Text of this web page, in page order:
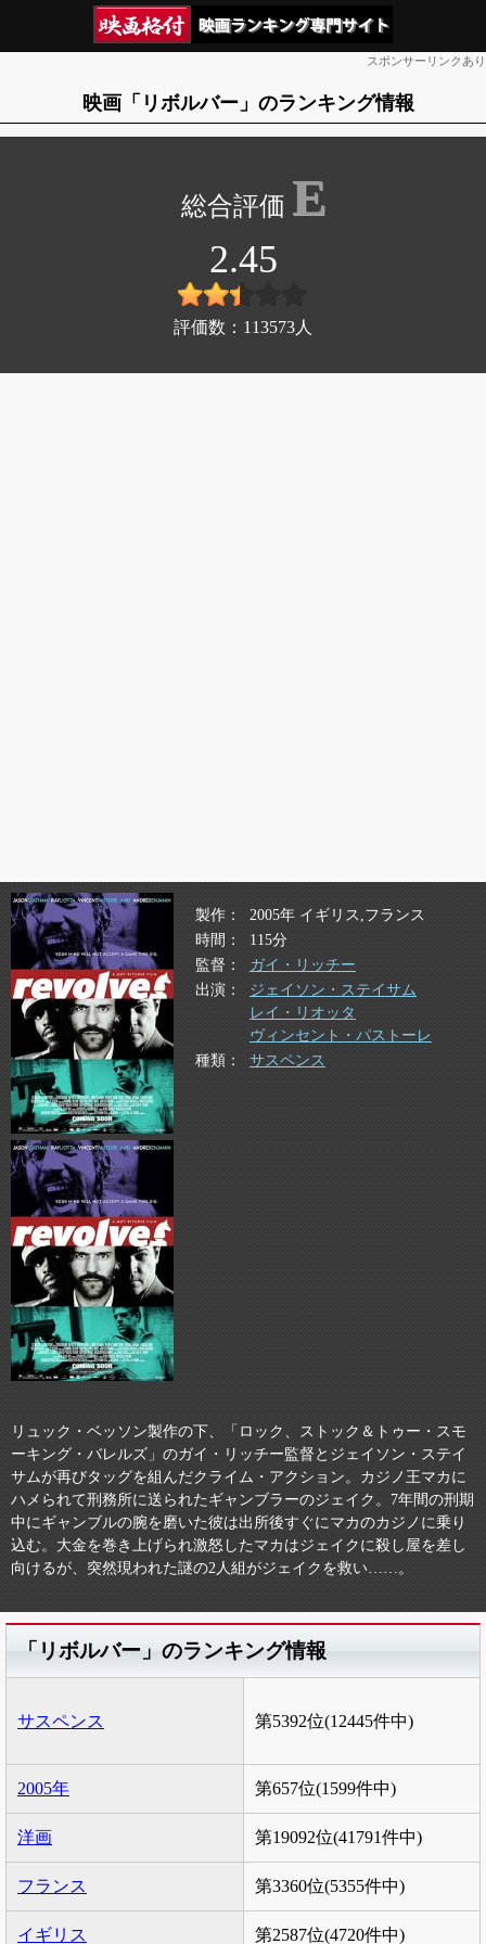
スポンサーリンクあり
映画「リボルバー」のランキング情報
E
2.45
評価数： 113573 人
製作
2005年 イギリス,フランス
時間
115分
監督
ガイ・リッチー
出演
ジェイソン・ステイサム
レイ・リオッタ
ヴィンセント・パストーレ
種類
サスペンス
リュック・ベッソン製作の下、「ロック、ストック＆トゥー・スモ
ーキング・バレルズ」のガイ・リッチー監督とジェイソン・ステイ
サムが再びタッグを組んだクライム・アクション。カジノ王マカに
ハメられて刑務所に送られたギャンブラーのジェイク。7年間の刑期
中にギャンブルの腕を磨いた彼は出所後すぐにマカのカジノに乗り
込む。大金を巻き上げられ激怒したマカはジェイクに殺し屋を差し
向けるが、突然現われた謎の2人組がジェイクを救い……。
「リボルバー」のランキング情報
サスペンス 第5392位(12445件中)
2005年 第657位(1599件中)
洋画 第19092位(41791件中)
フランス 第3360位(5355件中)
イギリス 第2587位(4720件中)